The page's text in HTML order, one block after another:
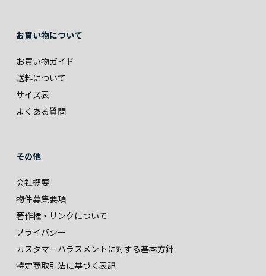
お買い物について
お買い物ガイド
送料について
サイズ表
よくある質問
その他
会社概要
物件募集要項
著作権・リンクについて
プライバシー
カスタマーハラスメントに対する基本方針
特定商取引法に基づく表記